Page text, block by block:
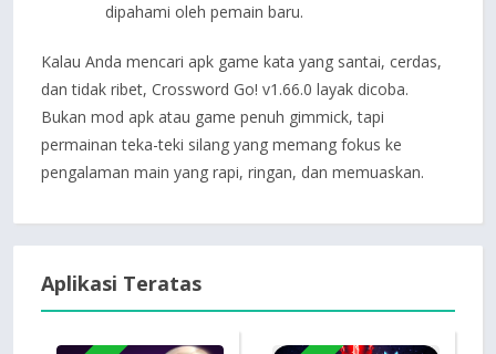
dipahami oleh pemain baru.
Kalau Anda mencari apk game kata yang santai, cerdas,
dan tidak ribet, Crossword Go! v1.66.0 layak dicoba.
Bukan mod apk atau game penuh gimmick, tapi
permainan teka-teki silang yang memang fokus ke
pengalaman main yang rapi, ringan, dan memuaskan.
Aplikasi Teratas